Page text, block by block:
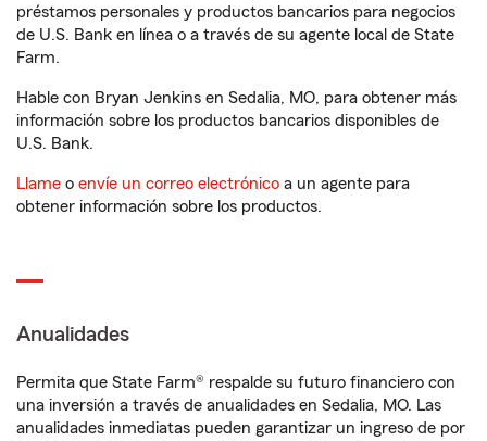
préstamos personales y productos bancarios para negocios
de U.S. Bank en línea o a través de su agente local de State
Farm.
Hable con Bryan Jenkins en Sedalia, MO, para obtener más
información sobre los productos bancarios disponibles de
U.S. Bank.
Llame o envíe un correo electrónico a un agente para
obtener información sobre los productos.
Anualidades
Permita que State Farm® respalde su futuro financiero con
una inversión a través de anualidades en Sedalia, MO. Las
anualidades inmediatas pueden garantizar un ingreso de por